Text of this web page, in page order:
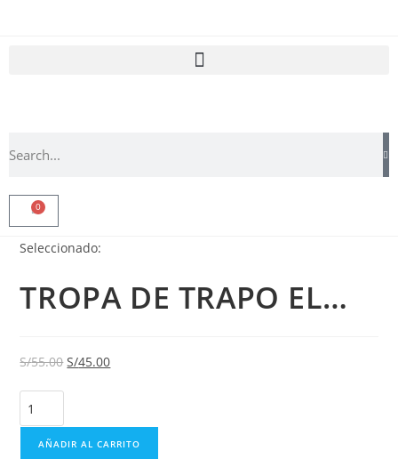
0
Seleccionado:
TROPA DE TRAPO EL…
S/55.00 S/45.00
AÑADIR AL CARRITO